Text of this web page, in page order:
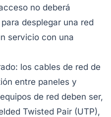
no deberá
desplegar una red
servicio con una
los cables de red de
entre paneles y
de red deben ser,
Twisted Pair (UTP),